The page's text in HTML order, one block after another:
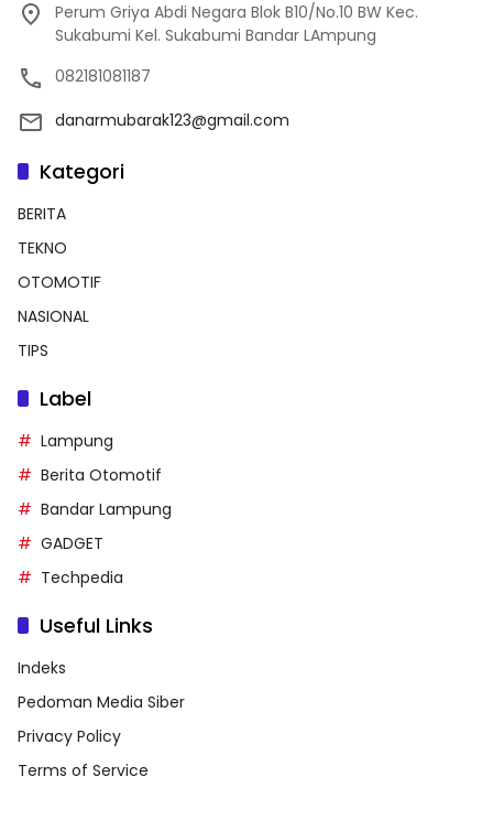
Perum Griya Abdi Negara Blok B10/No.10 BW Kec.
Sukabumi Kel. Sukabumi Bandar LAmpung
082181081187
danarmubarak123@gmail.com
Kategori
BERITA
TEKNO
OTOMOTIF
NASIONAL
TIPS
Label
Lampung
Berita Otomotif
Bandar Lampung
GADGET
Techpedia
Useful Links
Indeks
Pedoman Media Siber
Privacy Policy
Terms of Service